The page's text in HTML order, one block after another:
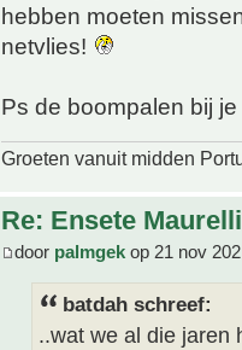
hebben moeten
netvlies!
Ps de boompalen bij
Groeten vanuit midden
Re: Ensete
door palmgek op 21 nov
batdah schreef:
..wat we al die jaren